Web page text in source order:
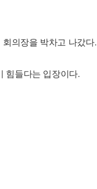
의장을 박차고 나갔다.
힘들다는 입장이다.